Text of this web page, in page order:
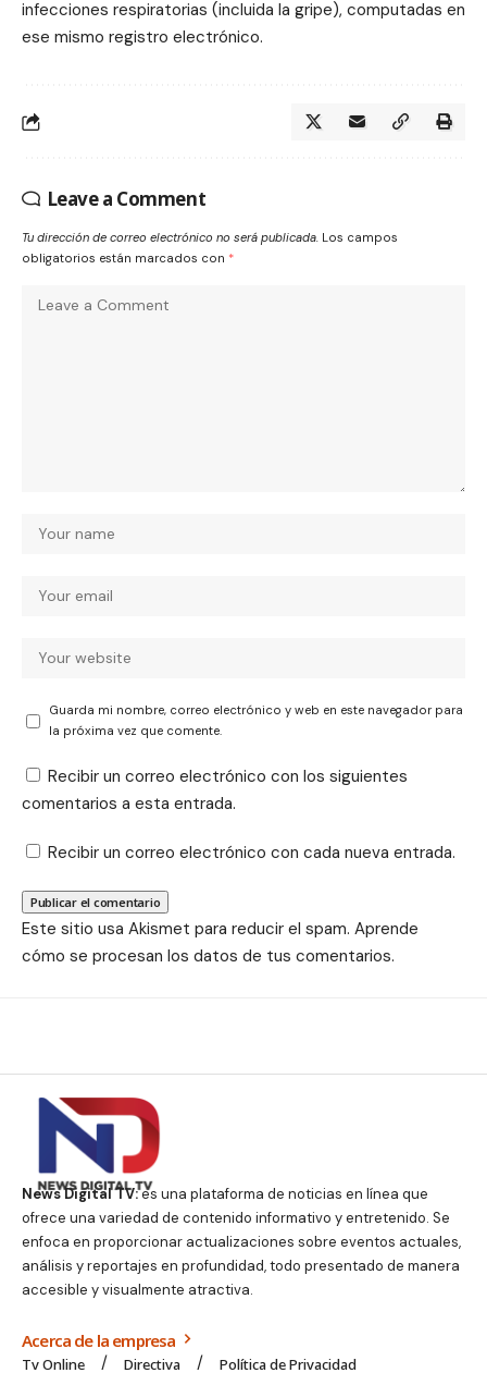
infecciones respiratorias (incluida la gripe), computadas en
ese mismo registro electrónico.
Leave a Comment
Tu dirección de correo electrónico no será publicada. Los campos
obligatorios están marcados con *
Guarda mi nombre, correo electrónico y web en este navegador para
la próxima vez que comente.
Recibir un correo electrónico con los siguientes
comentarios a esta entrada.
Recibir un correo electrónico con cada nueva entrada.
Este sitio usa Akismet para reducir el spam. Aprende
cómo se procesan los datos de tus comentarios.
News Digital TV:es una plataforma de noticias en línea que
ofrece una variedad de contenido informativo y entretenido. Se
enfoca en proporcionar actualizaciones sobre eventos actuales,
análisis y reportajes en profundidad, todo presentado de manera
accesible y visualmente atractiva.
Acerca de la empresa
Tv Online Directiva Política de Privacidad